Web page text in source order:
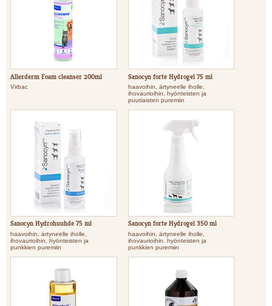
Allerderm Foam cleanser 200ml
Virbac
Sanocyn forte Hydrogel 75 ml
haavoihin, ärtyneelle iholle,
ihovaurioihin, hyönteisten ja
puutiaisten puremiin
Sanocyn Hydrohuuhde 75 ml
haavoihin, ärtyneelle iholle,
ihovaurioihin, hyönteisten ja
punkkien puremiin
Sanocyn forte Hydrogel 350 ml
haavoihin, ärtyneelle iholle,
ihovaurioihin, hyönteisten ja
punkkien puremiin